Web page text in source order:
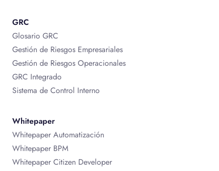
GRC
Glosario GRC
Gestión de Riesgos Empresariales
Gestión de Riesgos Operacionales
GRC Integrado
Sistema de Control Interno
Whitepaper
Whitepaper Automatización
Whitepaper BPM
Whitepaper Citizen Developer